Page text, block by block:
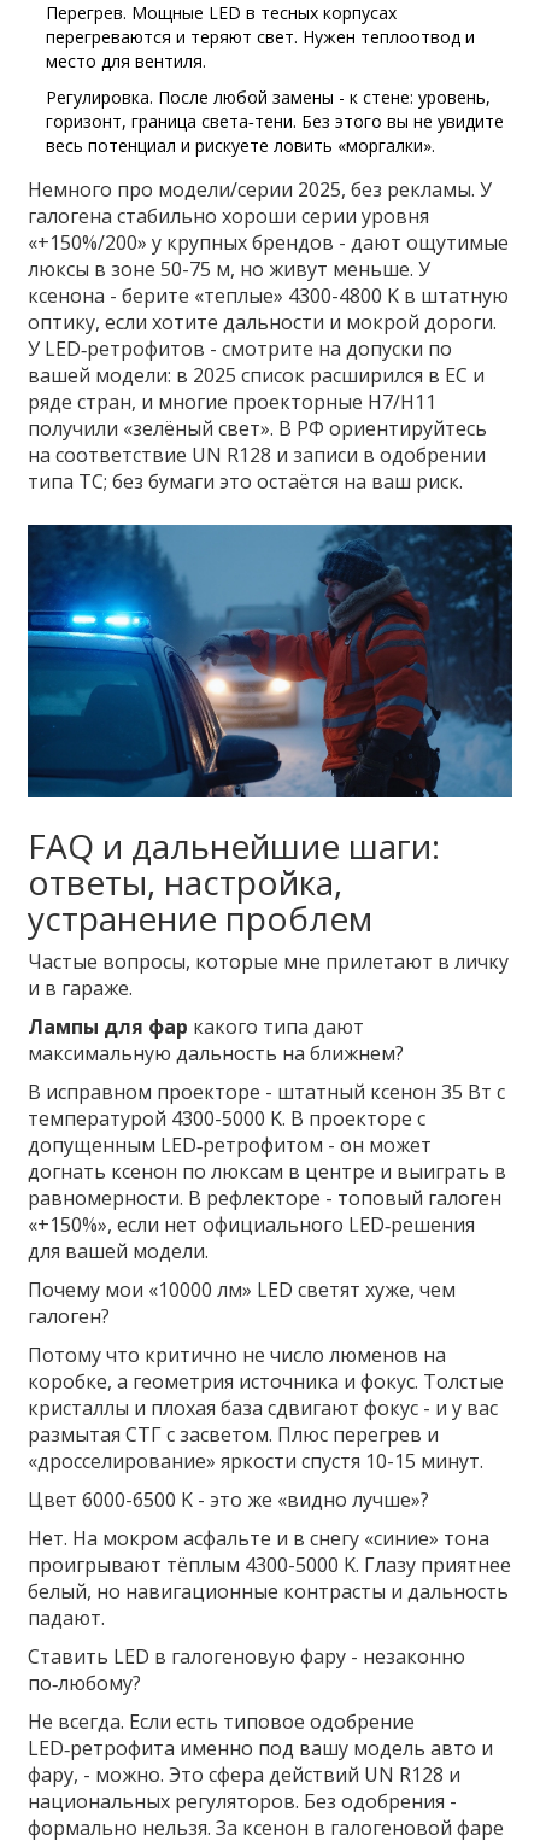
Перегрев. Мощные LED в тесных корпусах
перегреваются и теряют свет. Нужен теплоотвод и
место для вентиля.
Регулировка. После любой замены - к стене: уровень,
горизонт, граница света‑тени. Без этого вы не увидите
весь потенциал и рискуете ловить «моргалки».
Немного про модели/серии 2025, без рекламы. У
галогена стабильно хороши серии уровня
«+150%/200» у крупных брендов - дают ощутимые
люксы в зоне 50-75 м, но живут меньше. У
ксенона - берите «теплые» 4300-4800 K в штатную
оптику, если хотите дальности и мокрой дороги.
У LED‑ретрофитов - смотрите на допуски по
вашей модели: в 2025 список расширился в ЕС и
ряде стран, и многие проекторные H7/H11
получили «зелёный свет». В РФ ориентируйтесь
на соответствие UN R128 и записи в одобрении
типа ТС; без бумаги это остаётся на ваш риск.
FAQ и дальнейшие шаги:
ответы, настройка,
устранение проблем
Частые вопросы, которые мне прилетают в личку
и в гараже.
Лампы для фар какого типа дают
максимальную дальность на ближнем?
В исправном проекторе - штатный ксенон 35 Вт с
температурой 4300-5000 K. В проекторе с
допущенным LED‑ретрофитом - он может
догнать ксенон по люксам в центре и выиграть в
равномерности. В рефлекторе - топовый галоген
«+150%», если нет официального LED‑решения
для вашей модели.
Почему мои «10000 лм» LED светят хуже, чем
галоген?
Потому что критично не число люменов на
коробке, а геометрия источника и фокус. Толстые
кристаллы и плохая база сдвигают фокус - и у вас
размытая СТГ с засветом. Плюс перегрев и
«дросселирование» яркости спустя 10-15 минут.
Цвет 6000-6500 K - это же «видно лучше»?
Нет. На мокром асфальте и в снегу «синие» тона
проигрывают тёплым 4300-5000 K. Глазу приятнее
белый, но навигационные контрасты и дальность
падают.
Ставить LED в галогеновую фару - незаконно
по‑любому?
Не всегда. Если есть типовое одобрение
LED‑ретрофита именно под вашу модель авто и
фару, - можно. Это сфера действий UN R128 и
национальных регуляторов. Без одобрения -
формально нельзя. За ксенон в галогеновой фаре